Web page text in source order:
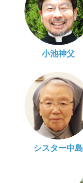
小池神父
シスター中島